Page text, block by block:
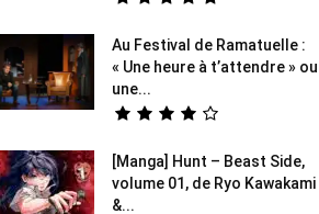
Au Festival de Ramatuelle :
« Une heure à t’attendre » ou
une...
[Manga] Hunt – Beast Side,
volume 01, de Ryo Kawakami
&...